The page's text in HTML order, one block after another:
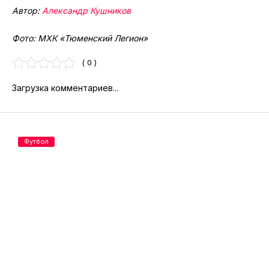
Автор: Александр Кушников
Фото: МХК «Тюменский Легион»
( 0 )
Загрузка комментариев...
Футбол